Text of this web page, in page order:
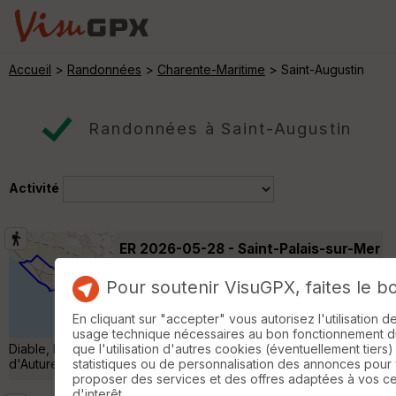
Accueil > Randonnées > Charente-Maritime > Saint-Augustin
Randonnées à Saint-Augustin
Activité
ER 2026-05-28 - Saint-Palais-sur-Mer
Départ de Saint-Palais-sur-Mer Points de
passage : Corniche de Nauzan, Pont du
Diable, Plage de Platin, Phare de Terre Nègre, Puits de
d'Auture, La Grande Côte, »
Pour soutenir VisuGPX, faites le
En cliquant sur "accepter" vous autorisez l'utilisation
usage technique nécessaires au bon fonctionnement
que l'utilisation d'autres cookies (éventuellement
statistiques ou de personnalisation des annonces pour
proposer des services et des offres adaptées à vos